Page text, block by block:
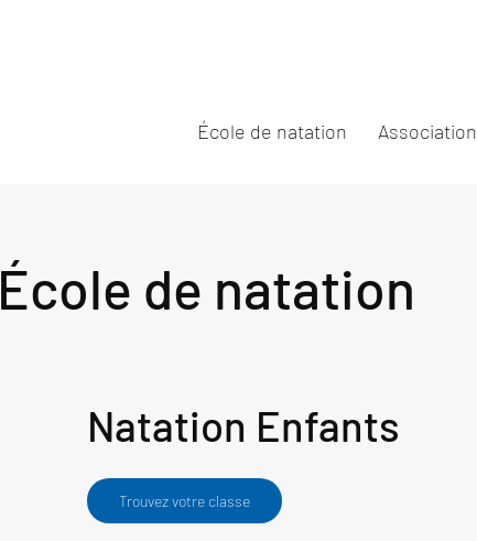
École de natation Association
École de natation
Natation Enfants
Trouvez votre classe